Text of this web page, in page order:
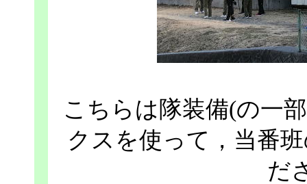
こちらは隊装備(の一
クスを使って，当番
だ